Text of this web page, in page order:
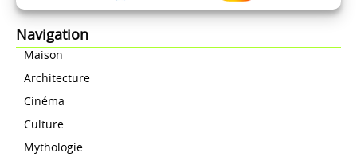
Navigation
Maison
Architecture
Cinéma
Culture
Mythologie